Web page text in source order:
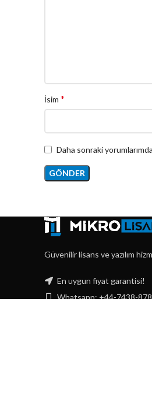
İsim *
Daha sonraki
Güvenilir lisans ve yazılım
En uygun fiyat garantisi!
Whatsapp: +44-7438-